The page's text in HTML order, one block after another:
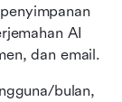
AI
dan email.
bulan,